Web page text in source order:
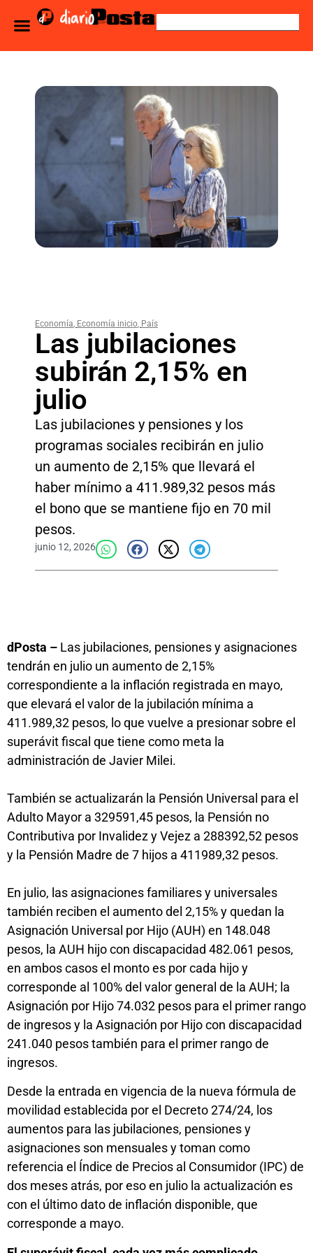
Economía, Economía inicio, País
Las jubilaciones
subirán 2,15% en
julio
Las jubilaciones y pensiones y los
programas sociales recibirán en julio
un aumento de 2,15% que llevará el
haber mínimo a 411.989,32 pesos más
el bono que se mantiene fijo en 70 mil
pesos.
junio 12, 2026
dPosta – Las jubilaciones, pensiones y asignaciones
tendrán en julio un aumento de 2,15%
correspondiente a la inflación registrada en mayo,
que elevará el valor de la jubilación mínima a
411.989,32 pesos, lo que vuelve a presionar sobre el
superávit fiscal que tiene como meta la
administración de Javier Milei.
También se actualizarán la Pensión Universal para el
Adulto Mayor a 329591,45 pesos, la Pensión no
Contributiva por Invalidez y Vejez a 288392,52 pesos
y la Pensión Madre de 7 hijos a 411989,32 pesos.
En julio, las asignaciones familiares y universales
también reciben el aumento del 2,15% y quedan la
Asignación Universal por Hijo (AUH) en 148.048
pesos, la AUH hijo con discapacidad 482.061 pesos,
en ambos casos el monto es por cada hijo y
corresponde al 100% del valor general de la AUH; la
Asignación por Hijo 74.032 pesos para el primer rango
de ingresos y la Asignación por Hijo con discapacidad
241.040 pesos también para el primer rango de
ingresos.
Desde la entrada en vigencia de la nueva fórmula de
movilidad establecida por el Decreto 274/24, los
aumentos para las jubilaciones, pensiones y
asignaciones son mensuales y toman como
referencia el Índice de Precios al Consumidor (IPC) de
dos meses atrás, por eso en julio la actualización es
con el último dato de inflación disponible, que
corresponde a mayo.